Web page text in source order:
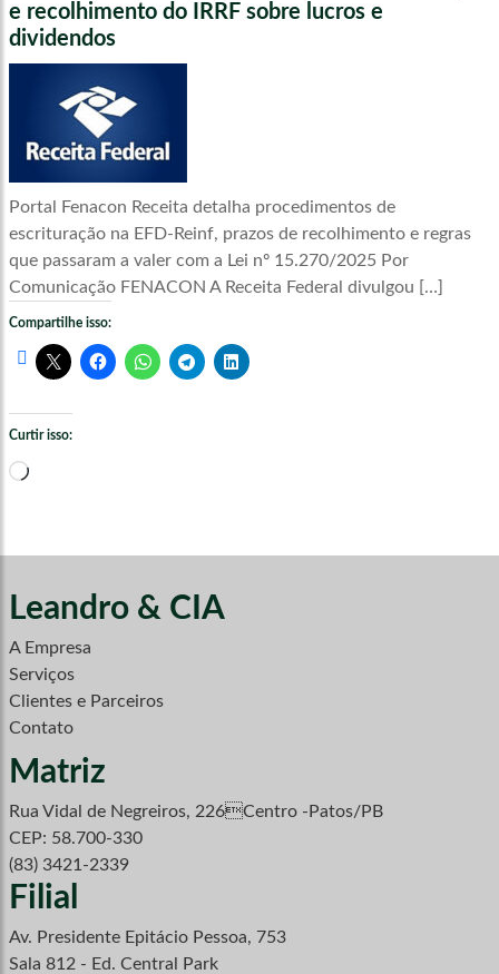
e recolhimento do IRRF sobre lucros e
dividendos
Portal Fenacon Receita detalha procedimentos de
escrituração na EFD-Reinf, prazos de recolhimento e regras
que passaram a valer com a Lei nº 15.270/2025 Por
Comunicação FENACON A Receita Federal divulgou […]
Compartilhe isso:
Curtir isso:
Carregando...
Leandro & CIA
A Empresa
Serviços
Clientes e Parceiros
Contato
Matriz
Rua Vidal de Negreiros, 226Centro -Patos/PB
CEP: 58.700-330
(83) 3421-2339
Filial
Av. Presidente Epitácio Pessoa, 753
Sala 812 - Ed. Central Park